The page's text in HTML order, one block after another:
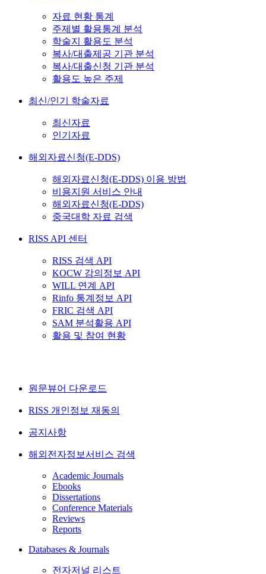
자료 현황 통계
주제별 활용통계 분석
학술지 활용도 분석
복사/대출제공 기관 분석
복사/대출신청 기관 분석
활용도 높은 주제
최신/인기 학술자료
최신자료
인기자료
해외자료신청(E-DDS)
해외자료신청(E-DDS) 이용 방법
비용지원 서비스 안내
해외자료신청(E-DDS)
중국대학 자료 검색
RISS API 센터
RISS 검색 API
KOCW 강의정보 API
WILL 연계 API
Rinfo 통계정보 API
FRIC 검색 API
SAM 분석활용 API
활용 및 참여 현황
원문뷰어 다운로드
RISS 개인정보 재동의
공지사항
해외전자정보서비스 검색
Academic Journals
Ebooks
Dissertations
Conference Materials
Reviews
Reports
Databases & Journals
전자저널 리스트